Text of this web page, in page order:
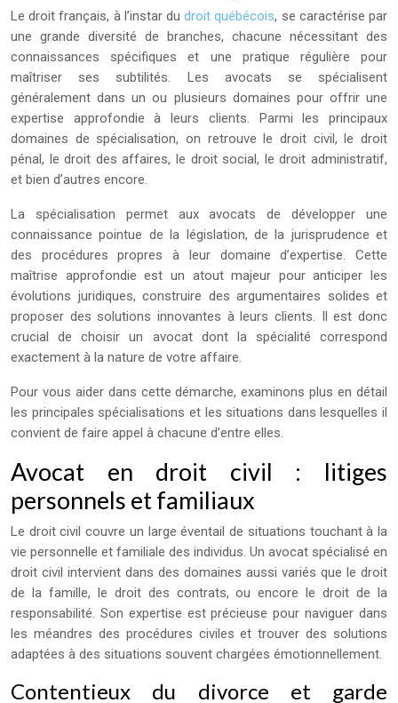
Le droit français, à l’instar dudroit québécois, se caractérise par
une grande diversité de branches, chacune nécessitant des
connaissances spécifiques et une pratique régulière pour
maîtriser ses subtilités. Les avocats se spécialisent
généralement dans un ou plusieurs domaines pour offrir une
expertise approfondie à leurs clients. Parmi les principaux
domaines de spécialisation, on retrouve le droit civil, le droit
pénal, le droit des affaires, le droit social, le droit administratif,
et bien d’autres encore.
La spécialisation permet aux avocats de développer une
connaissance pointue de la législation, de la jurisprudence et
des procédures propres à leur domaine d’expertise. Cette
maîtrise approfondie est un atout majeur pour anticiper les
évolutions juridiques, construire des argumentaires solides et
proposer des solutions innovantes à leurs clients. Il est donc
crucial de choisir un avocat dont la spécialité correspond
exactement à la nature de votre affaire.
Pour vous aider dans cette démarche, examinons plus en détail
les principales spécialisations et les situations dans lesquelles il
convient de faire appel à chacune d’entre elles.
Avocat en droit civil : litiges
personnels et familiaux
Le droit civil couvre un large éventail de situations touchant à la
vie personnelle et familiale des individus. Un avocat spécialisé en
droit civil intervient dans des domaines aussi variés que le droit
de la famille, le droit des contrats, ou encore le droit de la
responsabilité. Son expertise est précieuse pour naviguer dans
les méandres des procédures civiles et trouver des solutions
adaptées à des situations souvent chargées émotionnellement.
Contentieux du divorce et garde